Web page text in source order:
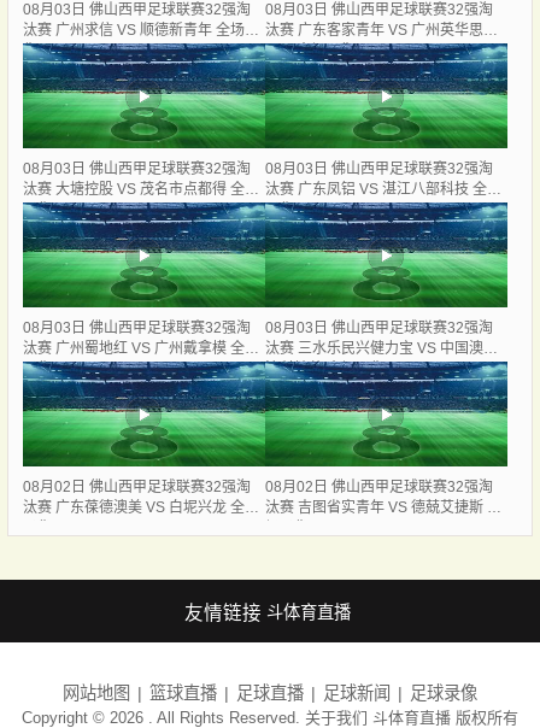
08月03日 佛山西甲足球联赛32强淘
汰赛 广州求信 VS 顺德新青年 全场录
像
08月03日 佛山西甲足球联赛32强淘
汰赛 广东客家青年 VS 广州英华思力
U17 全场录像
08月03日 佛山西甲足球联赛32强淘
汰赛 大塘控股 VS 茂名市点都得 全场
录像
08月03日 佛山西甲足球联赛32强淘
汰赛 广东凤铝 VS 湛江八部科技 全场
录像
08月03日 佛山西甲足球联赛32强淘
汰赛 广州蜀地红 VS 广州戴拿模 全场
录像
08月03日 佛山西甲足球联赛32强淘
汰赛 三水乐民兴健力宝 VS 中国澳门
澳科精英 全场录像
08月02日 佛山西甲足球联赛32强淘
汰赛 广东葆德澳美 VS 白坭兴龙 全场
08月02日 佛山西甲足球联赛32强淘
汰赛 吉图省实青年 VS 德兢艾捷斯 全
友情链接 斗体育直播
网站地图 篮球直播 足球直播 足球新闻 足球录像
Copyright © 2026 . All Rights Reserved. 关于我们 斗体育直播 版权所有